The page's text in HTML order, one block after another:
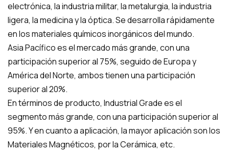
electrónica, la industria militar, la metalurgia, la industria
ligera, la medicina y la óptica. Se desarrolla rápidamente
en los materiales químicos inorgánicos del mundo.
Asia Pacífico es el mercado más grande, con una
participación superior al 75%, seguido de Europa y
América del Norte, ambos tienen una participación
superior al 20%.
En términos de producto, Industrial Grade es el
segmento más grande, con una participación superior al
95%. Y en cuanto a aplicación, la mayor aplicación son los
Materiales Magnéticos, por la Cerámica, etc.